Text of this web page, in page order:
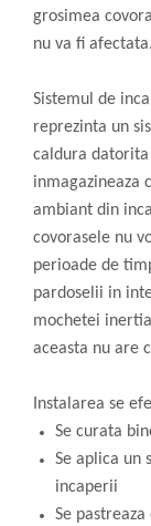
grosimea
nu va fi afectata.
Sistemul de
reprezinta un
caldura datorita
inmagazineaza
ambiant din
covorasele nu
perioade de
pardoselii in
mochetei
aceasta nu are
Instalarea se
Se curata
Se aplica un
incaperii
Se